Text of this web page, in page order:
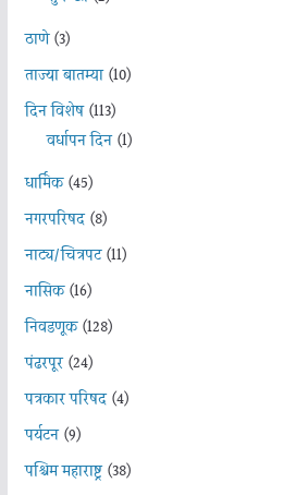
ठाणे(3)
ताज्या बातम्या(10)
दिन विशेष(113)
वर्धापन दिन(1)
धार्मिक(45)
नगरपरिषद(8)
नाट्य/चित्रपट(11)
नासिक(16)
निवडणूक(128)
पंढरपूर(24)
पत्रकार परिषद(4)
पर्यटन(9)
पश्चिम महाराष्ट्र(38)